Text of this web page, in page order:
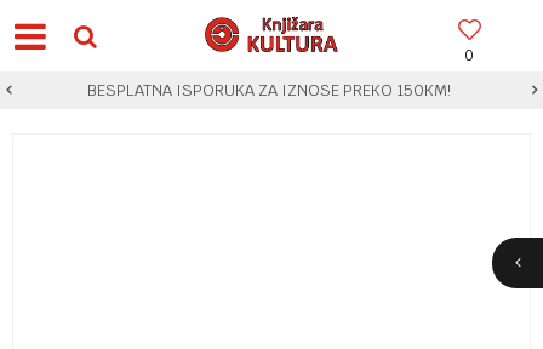
0
BESPLATNA ISPORUKA ZA IZNOSE PREKO 150KM!